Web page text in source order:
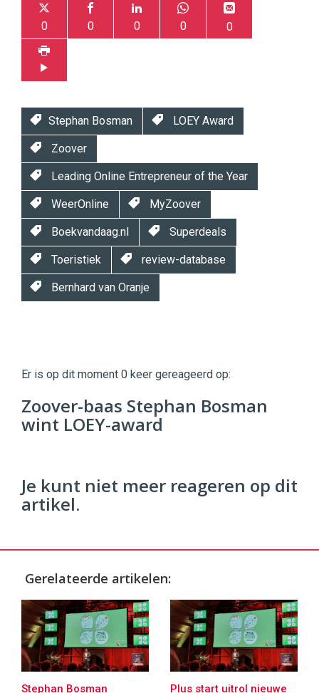
0 0 0 0 0
Stephan Bosman LOEY Award
Zoover
Leading Online Entrepreneur of the Year
WeerOnline MyZoover
Boekvandaag.nl Superdeals
Toeristiek review-database
Bernhard van Oranje
|
Digital
Commercehttps://twinklemagazine.nl
96 54
Er is op dit moment 0 keer gereageerd op:
Zoover-baas Stephan Bosman
wint LOEY-award
Je kunt niet meer reageren op dit
artikel.
Gerelateerde artikelen:
Stephan Bosman
Plus start uitrol nieuwe